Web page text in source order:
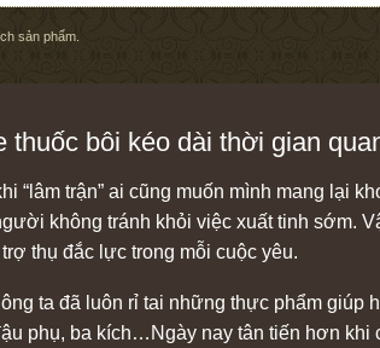
sản phẩm.
thuốc bôi kéo dài thời gian
“lâm trận” ai cũng muốn mình mang lại
không tránh khỏi việc xuất tinh sớm.
trợ thụ đắc lực trong mỗi cuộc yêu.
ta đã luôn rỉ tai những thực phẩm giúp
phụ, ba kích…Ngày nay tân tiến hơn khi